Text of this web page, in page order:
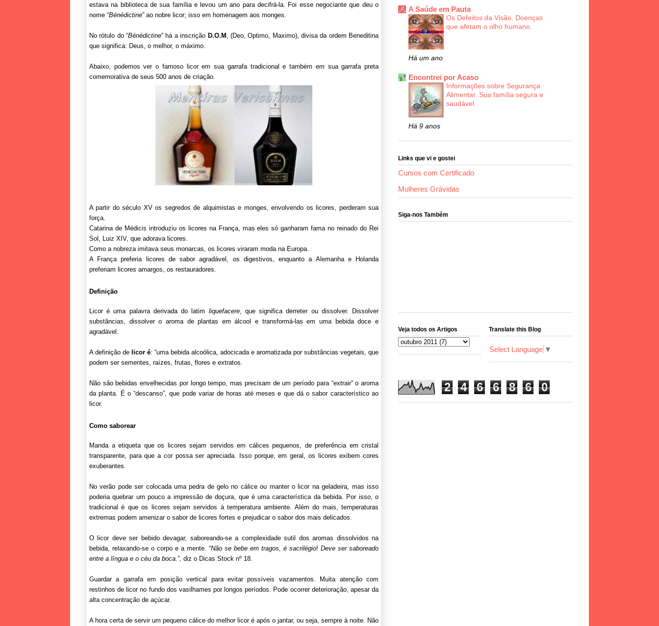
estava na biblioteca de sua família e levou um ano para decifrá-la. Foi esse negociante que deu o
nome “Bénédictine” ao nobre licor; isso em homenagem aos monges.
No rótulo do “Bénédictine” há a inscrição D.O.M
, (Deo, Optimo, Maximo), divisa da ordem Beneditina
que significa: Deus, o melhor, o máximo.
Abaixo, podemos ver o famoso licor em sua garrafa tradicional e também em sua garrafa preta
comemorativa de seus 500 anos de criação.
A partir do século XV os segredos de alquimistas e monges, envolvendo os licores, perderam sua
força.
Catarina de Médicis introduziu os licores na França, mas eles só ganharam fama no reinado do Rei
Sol, Luiz XIV, que adorava licores.
Como a nobreza imitava seus monarcas, os licores viraram moda na Europa.
A França preferia licores de sabor agradável, os digestivos, enquanto a Alemanha e Holanda
preferiam licores amargos, os restauradores.
Definição
Licor é uma palavra derivada do latim liquefacere, que significa derreter ou dissolver. Dissolver
substâncias, dissolver o aroma de plantas em álcool e transformá-las em uma bebida doce e
agradável.
A definição de licor é: “uma bebida alcoólica, adocicada e aromatizada por substâncias vegetais, que
podem ser sementes, raízes, frutas, flores e extratos.
Não são bebidas envelhecidas por longo tempo, mas precisam de um período para “extrair” o aroma
da planta. É o “descanso”, que pode variar de horas até meses e que dá o sabor característico ao
licor.
Como saborear
Manda a etiqueta que os licores sejam servidos em cálices pequenos, de preferência em cristal
transparente, para que a cor possa ser apreciada. Isso porque, em geral, os licores exibem cores
exuberantes.
No verão pode ser colocada uma pedra de gelo no cálice ou manter o licor na geladeira, mas isso
poderia quebrar um pouco a impressão de doçura, que é uma característica da bebida. Por isso, o
tradicional é que os licores sejam servidos à temperatura ambiente. Além do mais, temperaturas
extremas podem amenizar o sabor de licores fortes e prejudicar o sabor dos mais delicados.
O licor deve ser bebido devagar, saboreando-se a complexidade sutil dos aromas dissolvidos na
bebida, relaxando-se o corpo e a mente. “Não se bebe em tragos, é sacrilégio! Deve ser saboreado
entre a língua e o céu da boca.”, diz o Dicas Stock nº 18.
Guardar a garrafa em posição vertical para evitar possíveis vazamentos. Muita atenção com
restinhos de licor no fundo dos vasilhames por longos períodos. Pode ocorrer deterioração, apesar da
alta concentração de açúcar.
A hora certa de servir um pequeno cálice do melhor licor é após o jantar, ou seja, sempre à noite. Não
A Saúde em Pauta
Os Defeitos da Visão. Doenças
que afetam o olho humano.
Há um ano
Encontrei por Acaso
Informações sobre Segurança
Alimentar. Sua família segura e
saudável.
Há 9 anos
Links que vi e gostei
Cursos com Certificado
Mulheres Grávidas
Siga-nos Também
Veja todos os Artigos Translate this Blog
Select Language ▼
2 4 6 6 8 6 0